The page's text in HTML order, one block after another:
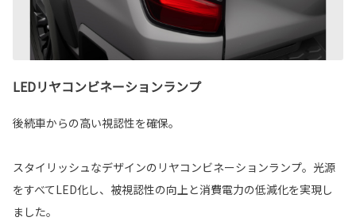
LEDリヤコンビネーションランプ
後続車からの高い視認性を確保。
スタイリッシュなデザインのリヤコンビネーションランプ。光源
をすべてLED化し、被視認性の向上と消費電力の低減化を実現し
ました。